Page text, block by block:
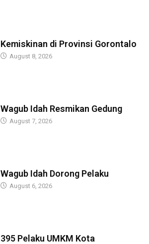
Kemiskinan di Provinsi Gorontalo
August 8, 2026
Wagub Idah Resmikan Gedung
August 7, 2026
Wagub Idah Dorong Pelaku
August 6, 2026
395 Pelaku UMKM Kota